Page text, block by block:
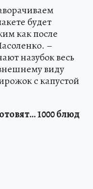
будет
как после
–
назубок весь
виду
с капустой
1000 блюд